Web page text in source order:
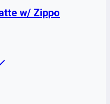
w/ Zippo